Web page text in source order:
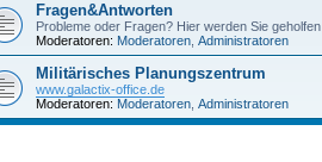
Fragen&Antworten
Probleme oder Fragen? Hier werden Sie geholfen
Moderatoren: Moderatoren Administratoren
Militärisches Planungszentrum
www.galactix-office.de
Moderatoren: Moderatoren Administratoren